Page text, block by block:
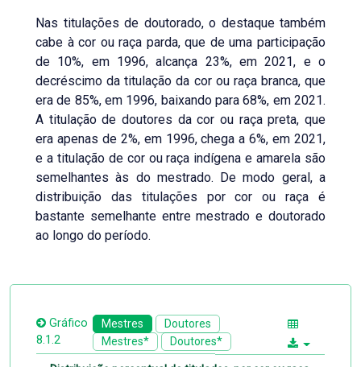
Nas titulações de doutorado, o destaque também
cabe à cor ou raça parda, que de uma participação
de 10%, em 1996, alcança 23%, em 2021, e o
decréscimo da titulação da cor ou raça branca, que
era de 85%, em 1996, baixando para 68%, em 2021.
A titulação de doutores da cor ou raça preta, que
era apenas de 2%, em 1996, chega a 6%, em 2021,
e a titulação de cor ou raça indígena e amarela são
semelhantes às do mestrado. De modo geral, a
distribuição das titulações por cor ou raça é
bastante semelhante entre mestrado e doutorado
ao longo do período.
Gráfico
8.1.2
Mestres
Doutores
Mestres*
Doutores*